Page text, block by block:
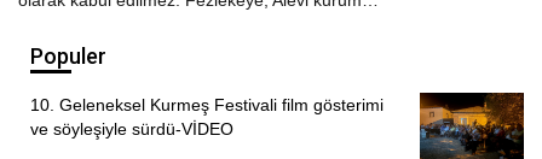
Populer
10. Geleneksel Kurmeş Festivali film gösterimi
ve söyleşiyle sürdü-VİDEO